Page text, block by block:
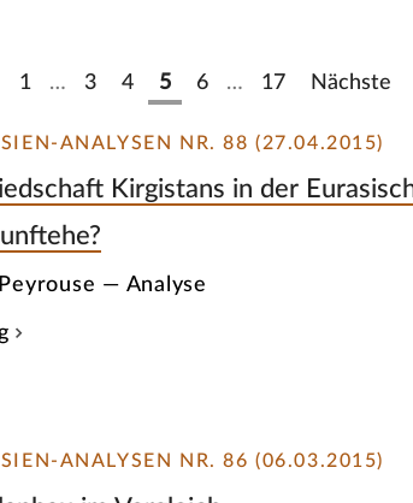
1 … 3 4 5 6 … 17 Nächste
ANALYSEN NR. 88 (27.04.2015)
Kirgistans in der
— Analyse
ANALYSEN NR. 86 (06.03.2015)